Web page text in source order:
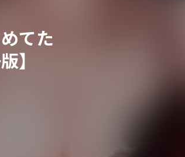
てた
】